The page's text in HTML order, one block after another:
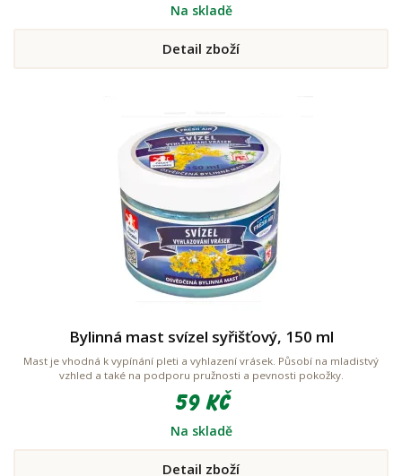
Na skladě
Detail zboží
Bylinná mast svízel syřišťový, 150 ml
Mast je vhodná k vypínání pleti a vyhlazení vrásek. Působí na mladistvý
vzhled a také na podporu pružnosti a pevnosti pokožky.
59 Kč
Na skladě
Detail zboží